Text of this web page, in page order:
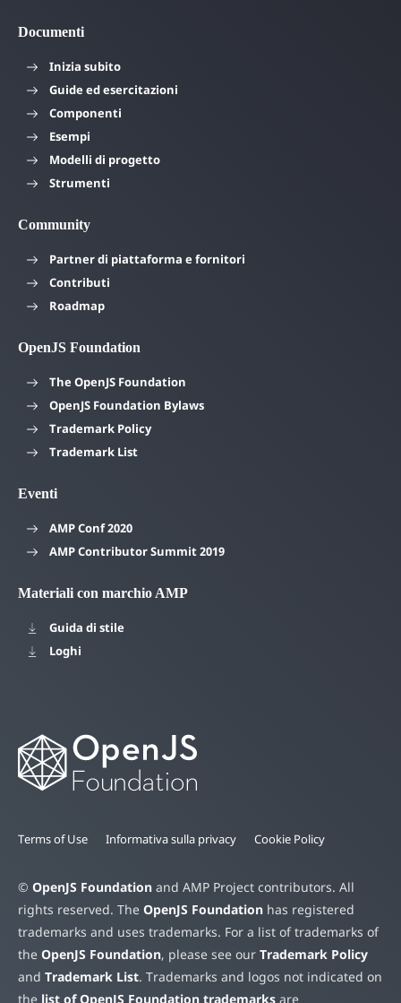
Documenti
Inizia subito
Guide ed esercitazioni
Componenti
Esempi
Modelli di progetto
Strumenti
Community
Partner di piattaforma e fornitori
Contributi
Roadmap
OpenJS Foundation
The OpenJS Foundation
OpenJS Foundation Bylaws
Trademark Policy
Trademark List
Eventi
AMP Conf 2020
AMP Contributor Summit 2019
Materiali con marchio AMP
Guida di stile
Loghi
Terms of Use Informativa sulla privacy Cookie Policy
© OpenJS Foundation and AMP Project contributors. All
rights reserved. The OpenJS Foundation has registered
trademarks and uses trademarks. For a list of trademarks of
the OpenJS Foundation, please see our Trademark Policy
and Trademark List. Trademarks and logos not indicated on
the list of OpenJS Foundation trademarks are